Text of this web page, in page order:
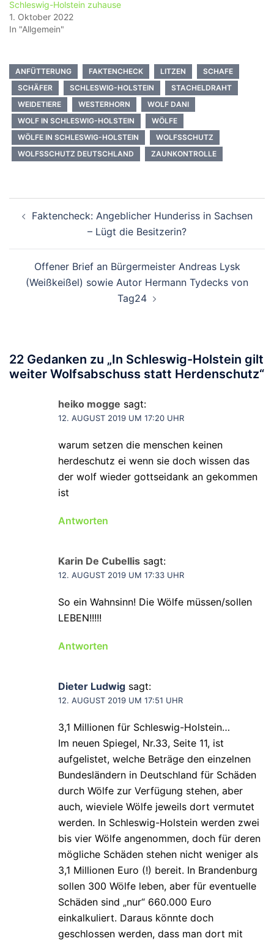
Schleswig-Holstein zuhause
1. Oktober 2022
In "Allgemein"
ANFÜTTERUNG FAKTENCHECK LITZEN
SCHAFE
SCHÄFER
SCHLESWIG-HOLSTEIN
STACHELDRAHT
WEIDETIERE
WESTERHORN
WOLF DANI
WOLF IN SCHLESWIG-HOLSTEIN
WÖLFE
WÖLFE IN SCHLESWIG-HOLSTEIN
WOLFSSCHUTZ
WOLFSSCHUTZ DEUTSCHLAND
ZAUNKONTROLLE
Faktencheck: Angeblicher Hunderiss in Sachsen
– Lügt die Besitzerin?
Offener Brief an Bürgermeister Andreas Lysk
(Weißkeißel) sowie Autor Hermann Tydecks von
Tag24
22 Gedanken zu „In Schleswig-Holstein gilt
weiter Wolfsabschuss statt Herdenschutz“
heiko mogge sagt:
12. AUGUST 2019 UM 17:20 UHR
warum setzen die menschen keinen
herdeschutz ei wenn sie doch wissen das
der wolf wieder gottseidank an gekommen
ist
Antworten
Karin De Cubellis sagt:
12. AUGUST 2019 UM 17:33 UHR
So ein Wahnsinn! Die Wölfe müssen/sollen
LEBEN!!!!!
Antworten
Dieter Ludwig sagt:
12. AUGUST 2019 UM 17:51 UHR
3,1 Millionen für Schleswig-Holstein…
Im neuen Spiegel, Nr.33, Seite 11, ist
aufgelistet, welche Beträge den einzelnen
Bundesländern in Deutschland für Schäden
durch Wölfe zur Verfügung stehen, aber
auch, wieviele Wölfe jeweils dort vermutet
werden. In Schleswig-Holstein werden zwei
bis vier Wölfe angenommen, doch für deren
mögliche Schäden stehen nicht weniger als
3,1 Millionen Euro (!) bereit. In Brandenburg
sollen 300 Wölfe leben, aber für eventuelle
Schäden sind „nur“ 660.000 Euro
einkalkuliert. Daraus könnte doch
geschlossen werden, dass man dort mit